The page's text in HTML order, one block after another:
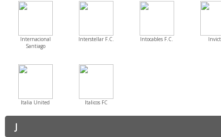
Internacional
Santiago
Interstellar F.C. Intocables F.C.
Italia United Italicos FC
J